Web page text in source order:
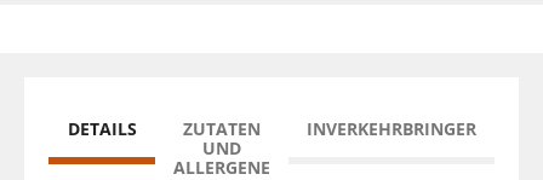
DETAILS
ZUTATEN
UND
ALLERGENE
INVERKEHRBRINGER